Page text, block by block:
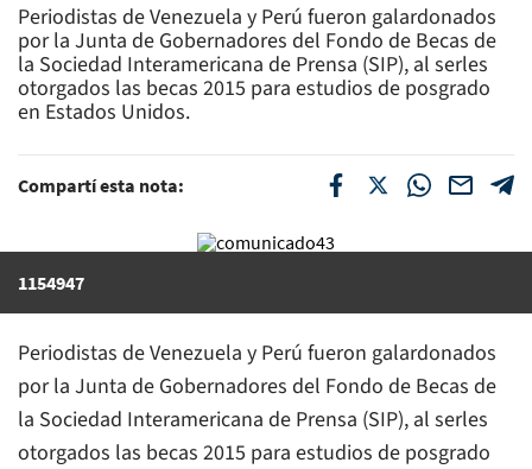
Periodistas de Venezuela y Perú fueron galardonados
por la Junta de Gobernadores del Fondo de Becas de
la Sociedad Interamericana de Prensa (SIP), al serles
otorgados las becas 2015 para estudios de posgrado
en Estados Unidos.
Compartí esta nota:
1154947
Periodistas de Venezuela y Perú fueron galardonados
por la Junta de Gobernadores del Fondo de Becas de
la Sociedad Interamericana de Prensa (SIP), al serles
otorgados las becas 2015 para estudios de posgrado